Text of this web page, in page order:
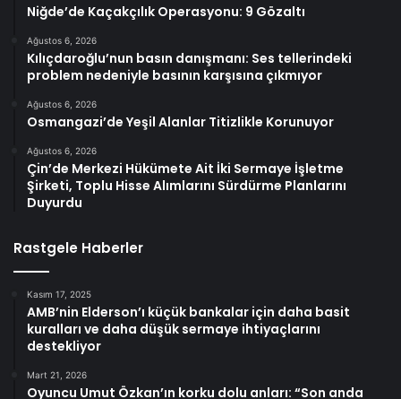
Niğde’de Kaçakçılık Operasyonu: 9 Gözaltı
Ağustos 6, 2026
Kılıçdaroğlu’nun basın danışmanı: Ses tellerindeki
problem nedeniyle basının karşısına çıkmıyor
Ağustos 6, 2026
Osmangazi’de Yeşil Alanlar Titizlikle Korunuyor
Ağustos 6, 2026
Çin’de Merkezi Hükümete Ait İki Sermaye İşletme
Şirketi, Toplu Hisse Alımlarını Sürdürme Planlarını
Duyurdu
Rastgele Haberler
Kasım 17, 2025
AMB’nin Elderson’ı küçük bankalar için daha basit
kuralları ve daha düşük sermaye ihtiyaçlarını
destekliyor
Mart 21, 2026
Oyuncu Umut Özkan’ın korku dolu anları: “Son anda